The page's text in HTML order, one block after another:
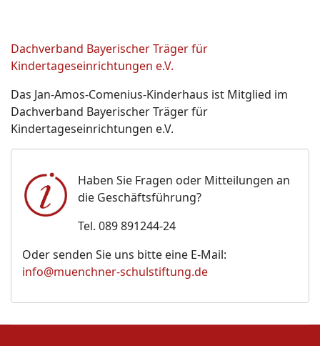
Dachverband Bayerischer Träger für
Kindertageseinrichtungen e.V.
Das Jan-Amos-Comenius-Kinderhaus ist Mitglied im
Dachverband Bayerischer Träger für
Kindertageseinrichtungen e.V.
Haben Sie Fragen oder Mitteilungen an
die Geschäftsführung?
Tel. 089891244-24
Oder senden Sie uns bitte eine E-Mail:
info@muenchner-schulstiftung.de